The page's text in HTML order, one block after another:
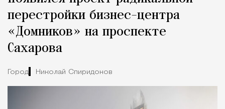
перестройки бизнес-центра
«Домников» на проспекте
Сахарова
Город Николай Спиридонов